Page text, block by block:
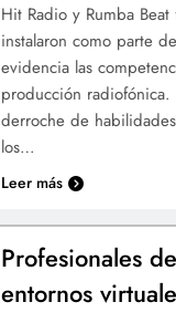
Hit Radio y Rumba
instalaron como parte
evidencia las
producción radiofónica.
derroche de
los…
Leer más
Profesionales
entornos